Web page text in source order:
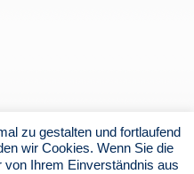
zu gestalten und fortlaufend
wir Cookies. Wenn Sie die
Ihrem Einverständnis aus